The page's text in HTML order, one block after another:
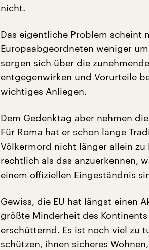
nicht.
Das eigentliche Problem scheint
Europaabgeordneten weniger
sorgen sich über die
entgegenwirken und Vorurteile
wichtiges Anliegen.
Dem Gedenktag aber nehmen
Für Roma hat er schon lange
Völkermord nicht länger allein
rechtlich als das anzuerkennen,
einem offiziellen Eingeständnis
Gewiss, die EU hat längst einen
größte Minderheit des
erschütternd. Es ist noch viel zu
schützen, ihnen sicheres